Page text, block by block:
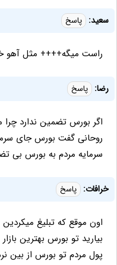
سعید: پاسخ
راست میگه++++ مثل آهو
رضا: پاسخ
اگر بورس تضمین ندارد چرا
روحانی گفت بورس جای
سرمایه مردم به بورس بی
خرافات: پاسخ
اون موقع که تبلیغ
بیارید تو بورس بهترین
پول مردم تو بورس از بین